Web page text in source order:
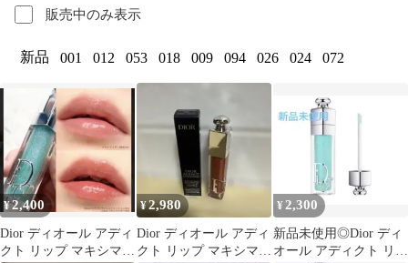
販売中のみ表示
新品 001 012 053 018 009 094 026 024 072
¥2,400
Dior ディオール アディ
クト リップ マキシマイ
¥2,980
Dior ディオール アディ
クト リップ マキシマイ
¥ 2,300
新品未使用◎Dior ディ
オール アディクト リッ